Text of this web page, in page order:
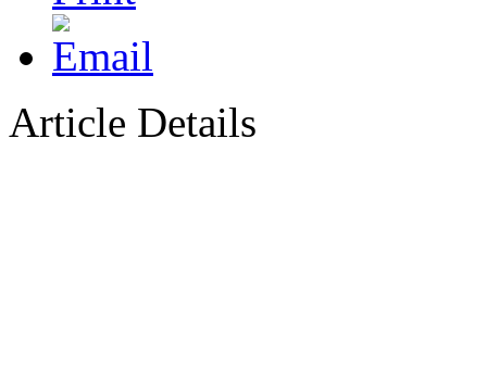
Article Details